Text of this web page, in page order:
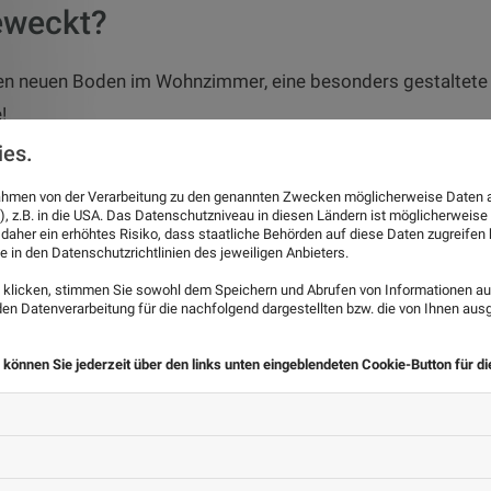
neuen Boden im Wohnzimmer, eine besonders
und sprechen gerne gemeinsam mit Ihnen die vielen
Google
Wenn Sie dieses Modul sehen möchten,
von der Verarbeitung zu den genannten Zwecken möglicherweise Daten
z.B. in die USA. Das Datenschutzniveau in diesen Ländern ist
ein erhöhtes Risiko, dass staatliche Behörden auf diese Daten
in den Datenschutzrichtlinien des jeweiligen Anbieters.
klicken, stimmen Sie sowohl dem Speichern und Abrufen von Informationen
Datenverarbeitung für die nachfolgend dargestellten bzw. die von Ihnen
Sie jederzeit über den links unten eingeblendeten Cookie-Button für